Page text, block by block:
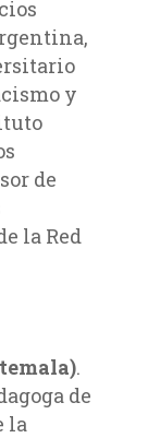
y
de
la Red
.
de
la